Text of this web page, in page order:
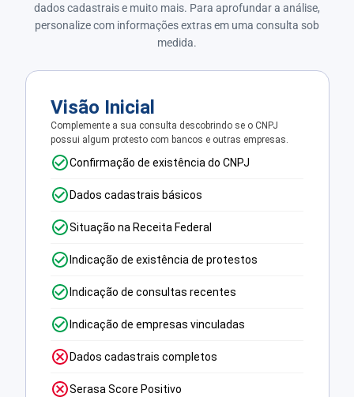
dados cadastrais e muito mais. Para aprofundar a análise,
personalize com informações extras em uma consulta sob
medida.
Visão Inicial
Complemente a sua consulta descobrindo se o CNPJ
possui algum protesto com bancos e outras empresas.
Confirmação de existência do CNPJ
Dados cadastrais básicos
Situação na Receita Federal
Indicação de existência de protestos
Indicação de consultas recentes
Indicação de empresas vinculadas
Dados cadastrais completos
Serasa Score Positivo